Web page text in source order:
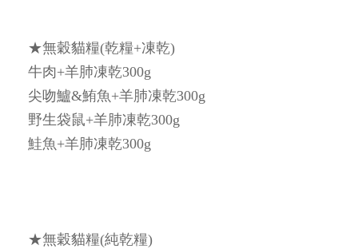
★無穀貓糧(乾糧+凍乾)
牛肉+羊肺凍乾300g
尖吻鱸&鮪魚+羊肺凍乾300g
野生袋鼠+羊肺凍乾300g
鮭魚+羊肺凍乾300g
★無穀貓糧(純乾糧)